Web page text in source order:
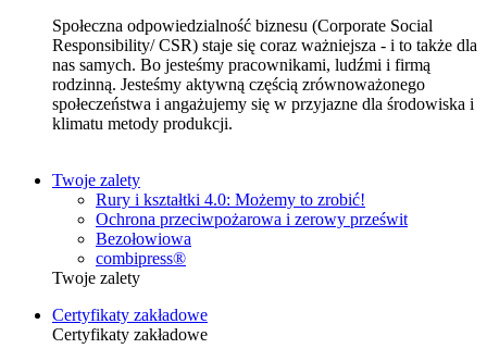
Społeczna odpowiedzialność biznesu (Corporate Social
Responsibility/ CSR) staje się coraz ważniejsza - i to także dla
nas samych. Bo jesteśmy pracownikami, ludźmi i firmą
rodzinną. Jesteśmy aktywną częścią zrównoważonego
społeczeństwa i angażujemy się w przyjazne dla środowiska i
klimatu metody produkcji.
Twoje zalety
Rury i kształtki 4.0: Możemy to zrobić!
Ochrona przeciwpożarowa i zerowy prześwit
Bezołowiowa
combipress®
Twoje zalety
Certyfikaty zakładowe
Certyfikaty zakładowe